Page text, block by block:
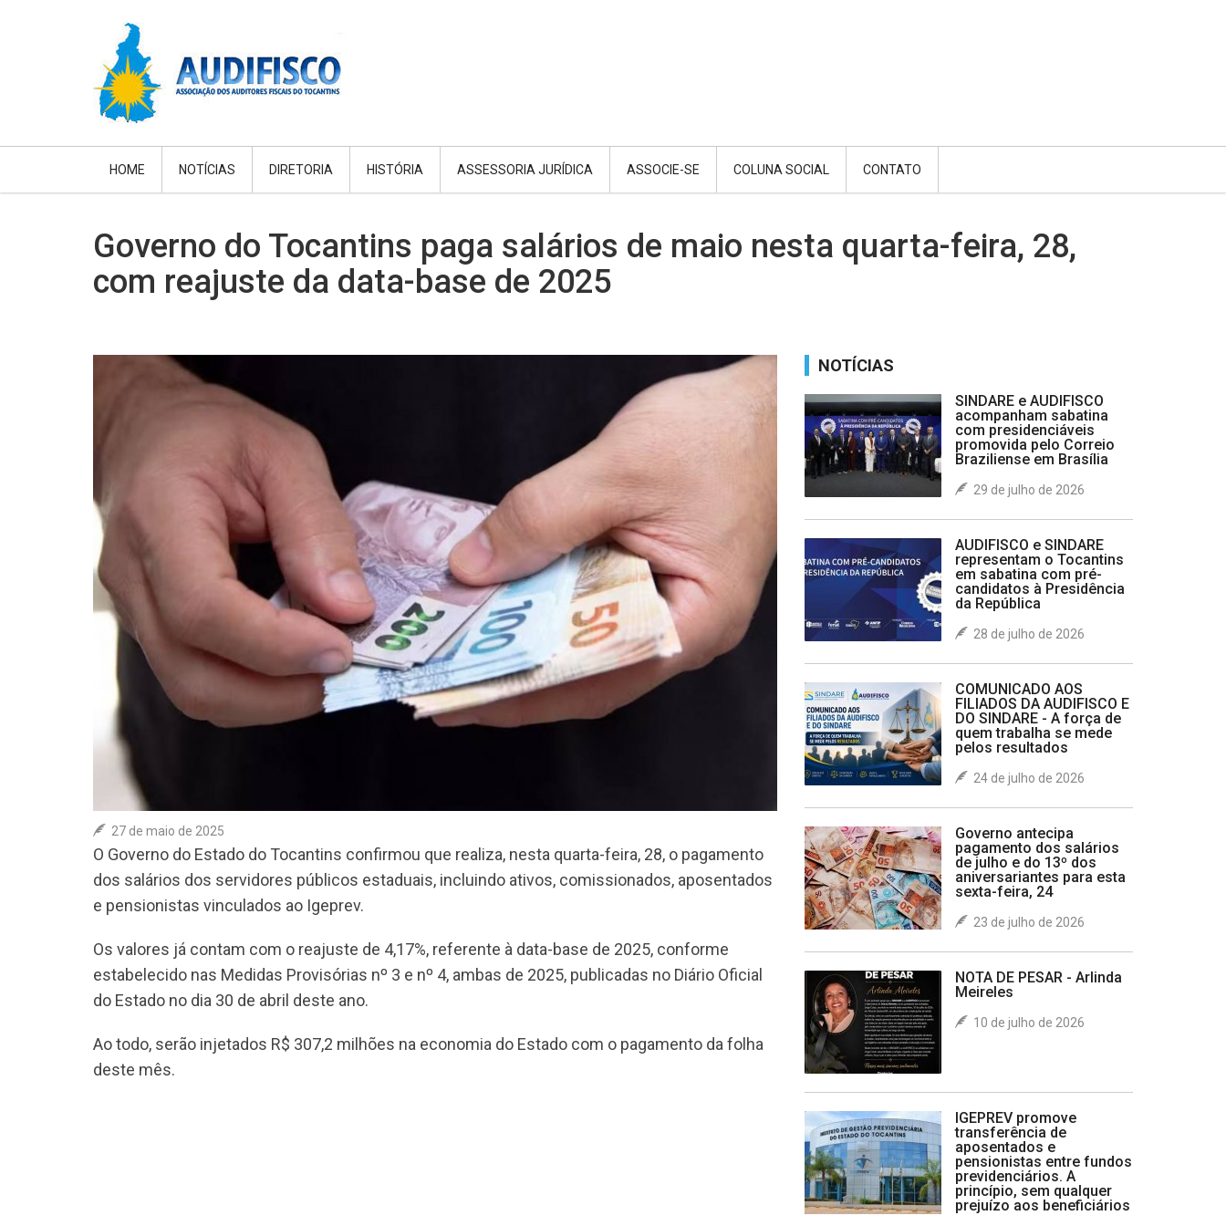
HOME NOTÍCIAS DIRETORIA HISTÓRIA ASSESSORIA JURÍDICA ASSOCIE-SE COLUNA SOCIAL CONTATO
Governo do Tocantins paga salários de maio nesta quarta-feira, 28,
com reajuste da data-base de 2025
27 de maio de 2025
O Governo do Estado do Tocantins confirmou que realiza, nesta quarta-feira, 28, o pagamento
dos salários dos servidores públicos estaduais, incluindo ativos, comissionados, aposentados
e pensionistas vinculados ao Igeprev.
Os valores já contam com o reajuste de 4,17%, referente à data-base de 2025, conforme
estabelecido nas Medidas Provisórias nº 3 e nº 4, ambas de 2025, publicadas no Diário Oficial
do Estado no dia 30 de abril deste ano.
Ao todo, serão injetados R$ 307,2 milhões na economia do Estado com o pagamento da folha
deste mês.
NOTÍCIAS
SINDARE e AUDIFISCO
acompanham sabatina
com presidenciáveis
promovida pelo Correio
Braziliense em Brasília
29 de julho de 2026
AUDIFISCO e SINDARE
representam o Tocantins
em sabatina com pré-
candidatos à Presidência
da República
28 de julho de 2026
COMUNICADO AOS
FILIADOS DA AUDIFISCO E
DO SINDARE - A força de
quem trabalha se mede
pelos resultados
24 de julho de 2026
Governo antecipa
pagamento dos salários
de julho e do 13º dos
aniversariantes para esta
sexta-feira, 24
23 de julho de 2026
NOTA DE PESAR - Arlinda
Meireles
10 de julho de 2026
IGEPREV promove
transferência de
aposentados e
pensionistas entre fundos
previdenciários. A
princípio, sem qualquer
prejuízo aos beneficiários